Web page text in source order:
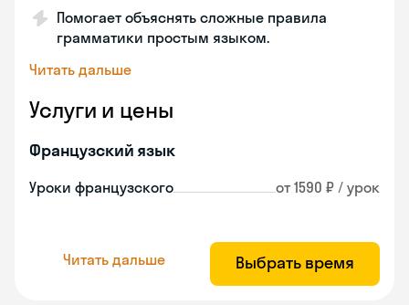
Помогает объяснять сложные правила
грамматики простым языком.
Читать дальше
Услуги и цены
Французский язык
Уроки французского от 1590 ₽ / урок
Читать дальше Выбрать время